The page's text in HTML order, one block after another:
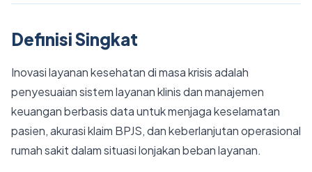
Definisi Singkat
Inovasi layanan kesehatan di masa krisis adalah
penyesuaian sistem layanan klinis dan manajemen
keuangan berbasis data untuk menjaga keselamatan
pasien, akurasi klaim BPJS, dan keberlanjutan operasional
rumah sakit dalam situasi lonjakan beban layanan.